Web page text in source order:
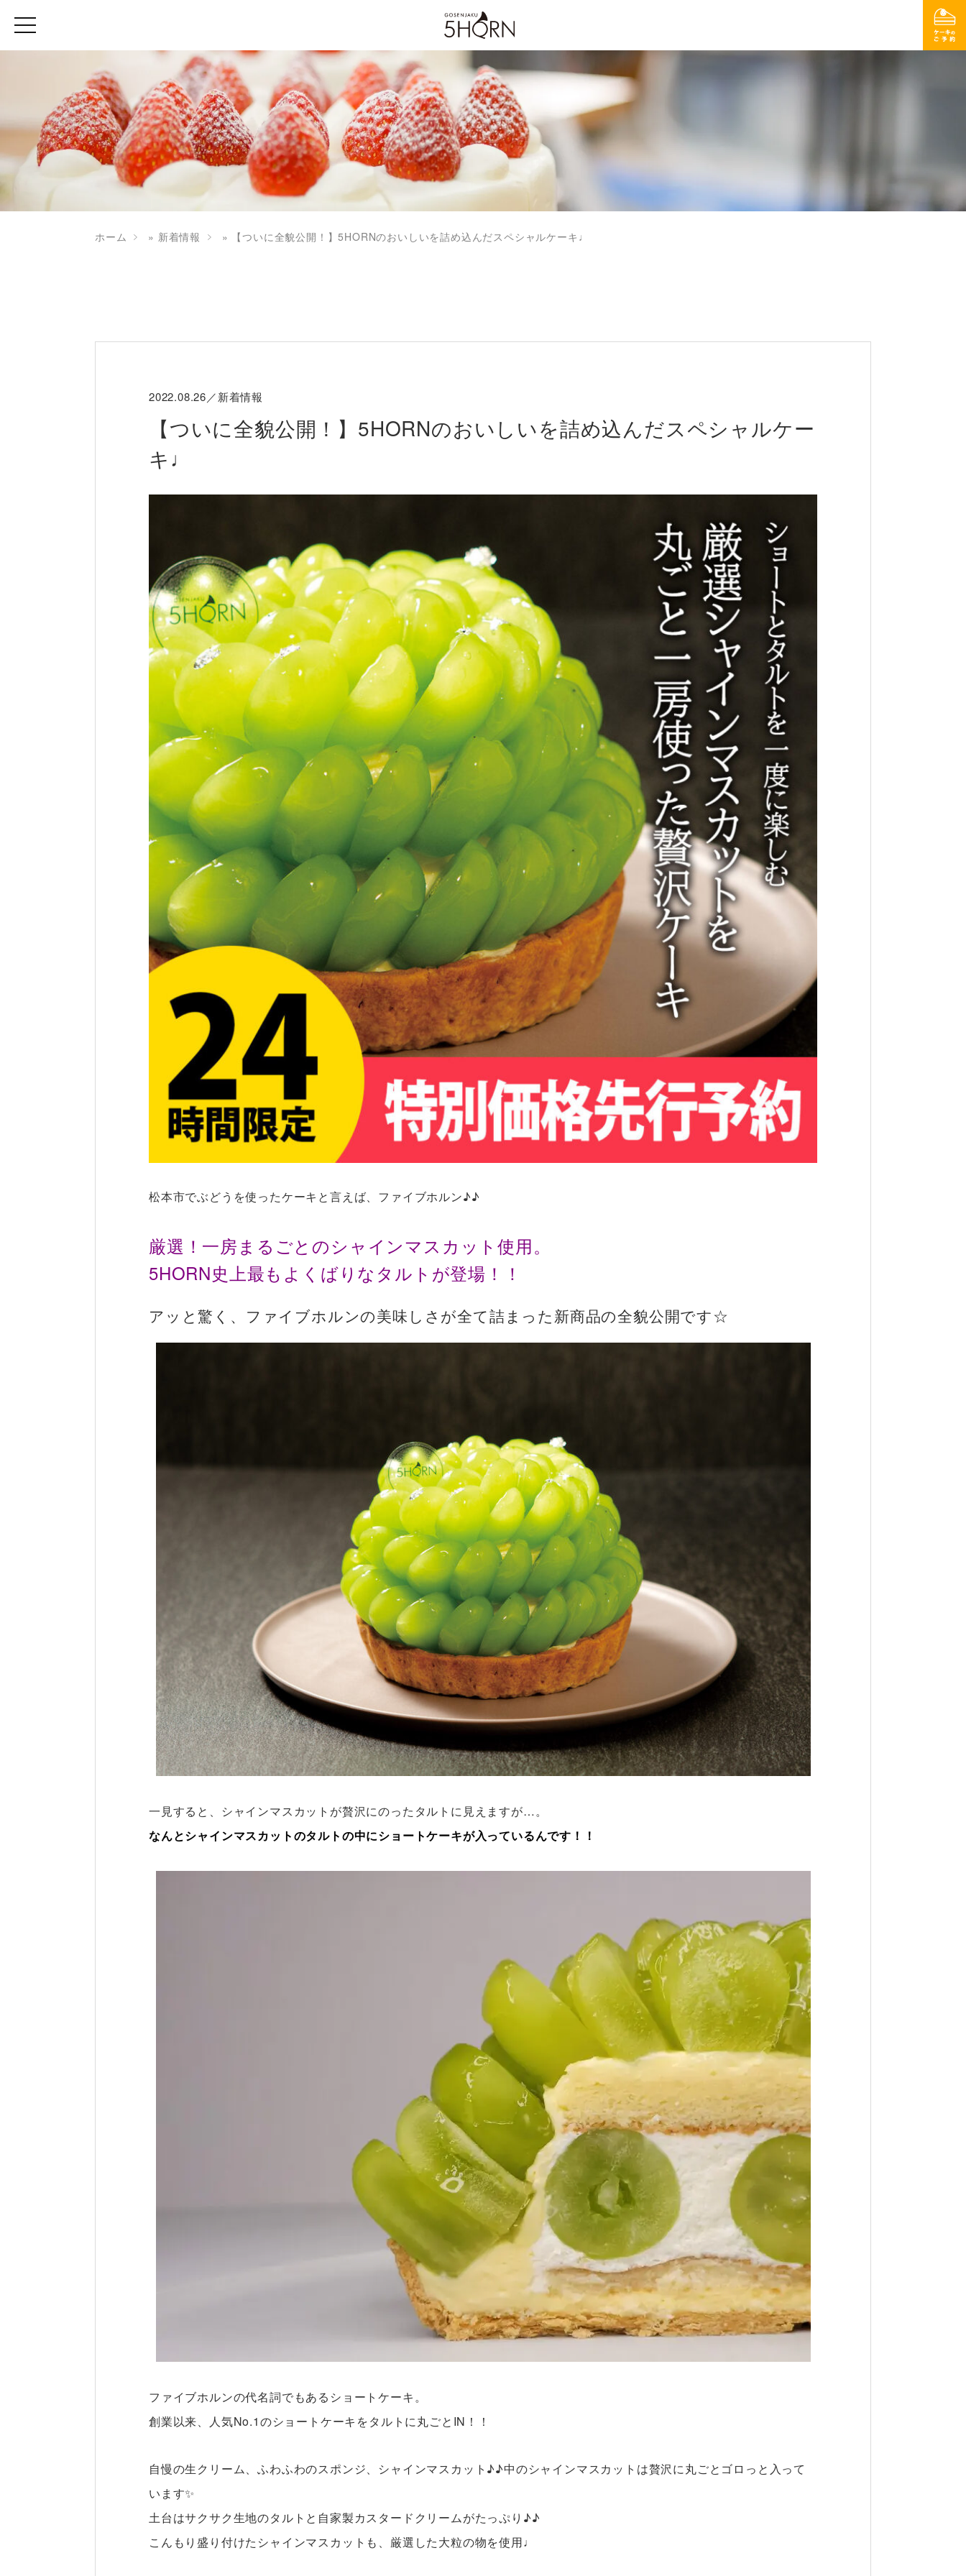
ホーム » 新着情報 » 【ついに全貌公開！】5HORNのおいしいを詰め込んだスペシャルケーキ♩
2022.08.26／新着情報
【ついに全貌公開！】5HORNのおいしいを詰め込んだスペシャルケー
キ♩
松本市でぶどうを使ったケーキと言えば、ファイブホルン♪♪
厳選！一房まるごとのシャインマスカット使用。
5HORN史上最もよくばりなタルトが登場！！
アッと驚く、ファイブホルンの美味しさが全て詰まった新商品の全貌公開です☆
一見すると、シャインマスカットが贅沢にのったタルトに見えますが…。
なんとシャインマスカットのタルトの中にショートケーキが入っているんです！！
ファイブホルンの代名詞でもあるショートケーキ。
創業以来、人気No.1のショートケーキをタルトに丸ごとIN！！
自慢の生クリーム、ふわふわのスポンジ、シャインマスカット♪♪中のシャインマスカットは贅沢に丸ごとゴロっと入って
います✨
土台はサクサク生地のタルトと自家製カスタードクリームがたっぷり♪♪
こんもり盛り付けたシャインマスカットも、厳選した大粒の物を使用♩